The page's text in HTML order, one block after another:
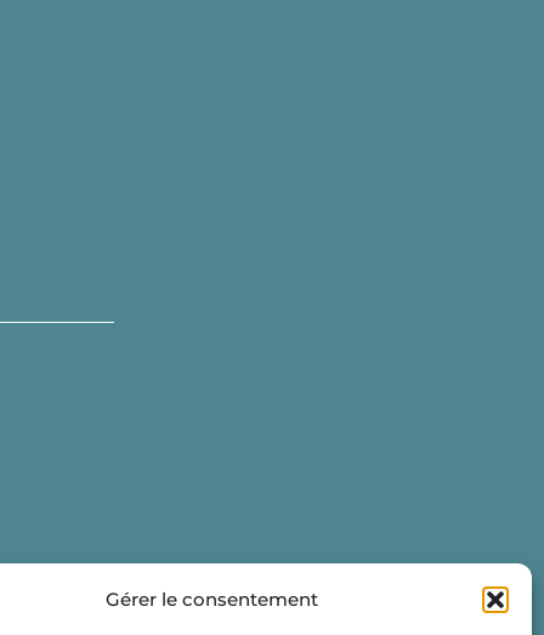
Gérer le consentement